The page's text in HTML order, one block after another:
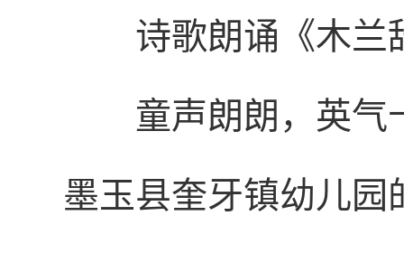
诗歌朗诵《木兰
童声朗朗，英气
墨玉县奎牙镇幼儿